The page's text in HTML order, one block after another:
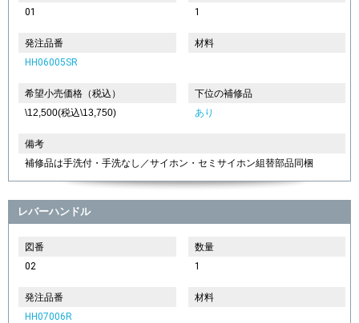
01
1
発注品番
HH06005SR
材料
希望小売価格（税込）
\12,500(税込\13,750)
下位の補修品
あり
備考
補修品は手洗付・手洗なし／サイホン・セミサイホン組替部品同梱
レバーハンドル
図番
02
数量
1
発注品番
HH07006R
材料